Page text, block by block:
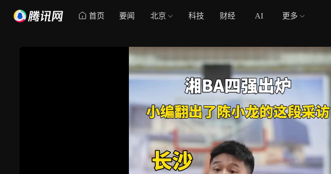
首页 要闻 北京 科技 财经 AI 更多